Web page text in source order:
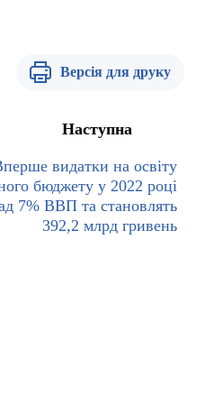
Версія для друку
Наступна
видатки на освіту
бюджету у 2022 році
7% ВВП та становлять
392,2 млрд гривень